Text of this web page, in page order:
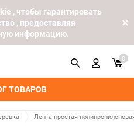
, чтобы гарантировать
, предоставляя
информацию.
ТОВАРОВ
0
Лента простая